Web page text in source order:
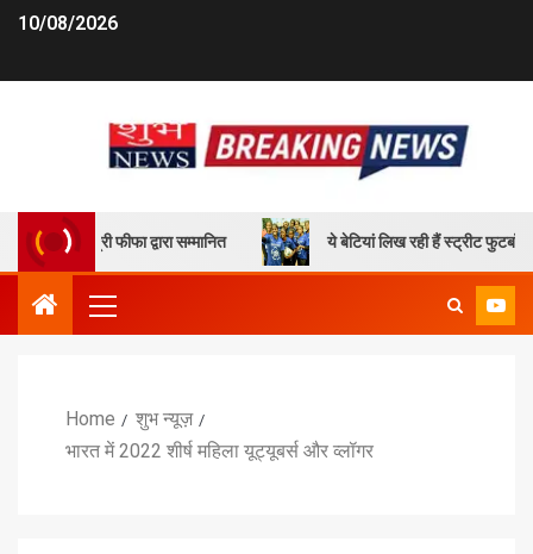
10/08/2026
छेत्री फीफा द्वारा सम्मानित ये बेटियां लिख रही हैं स्ट्रीट फुटबॉल के
Home
शुभ न्यूज़
भारत में 2022 शीर्ष महिला यूट्यूबर्स और व्लॉगर